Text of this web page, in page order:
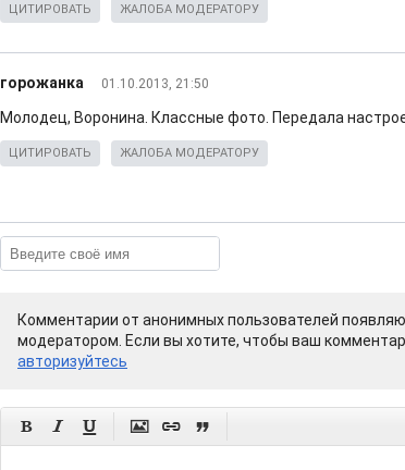
ЦИТИРОВАТЬ ЖАЛОБА МОДЕРАТОРУ
горожанка 01.10.2013, 21:50
Молодец, Воронина. Классные фото. Передала
ЦИТИРОВАТЬ ЖАЛОБА МОДЕРАТОРУ
Комментарии от анонимных пользователей
модератором. Если вы хотите, чтобы ваш
авторизуйтесь
     